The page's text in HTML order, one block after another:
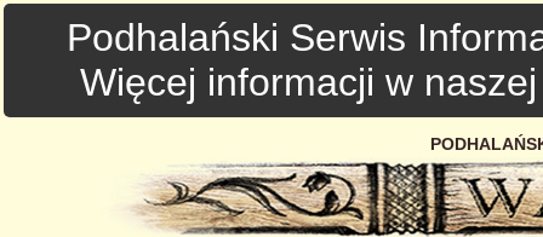
Podhalański Serwis
Więcej informacji w